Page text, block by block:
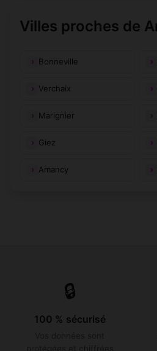
Villes proches de
Bonneville
Verchaix
Marignier
Giez
Amancy
🔒
100 % sécurisé